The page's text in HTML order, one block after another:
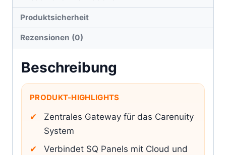
Produktsicherheit
Rezensionen (0)
Beschreibung
PRODUKT-HIGHLIGHTS
Zentrales Gateway für das Carenuity
System
Verbindet SQ Panels mit Cloud und